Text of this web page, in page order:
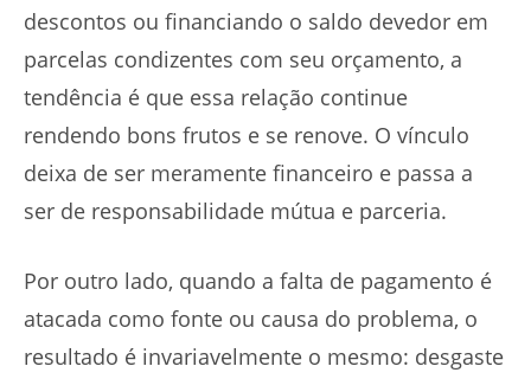
descontos ou financiando o saldo devedor em
parcelas condizentes com seu orçamento, a
tendência é que essa relação continue
rendendo bons frutos e se renove. O vínculo
deixa de ser meramente financeiro e passa a
ser de responsabilidade mútua e parceria.
Por outro lado, quando a falta de pagamento é
atacada como fonte ou causa do problema, o
resultado é invariavelmente o mesmo: desgaste